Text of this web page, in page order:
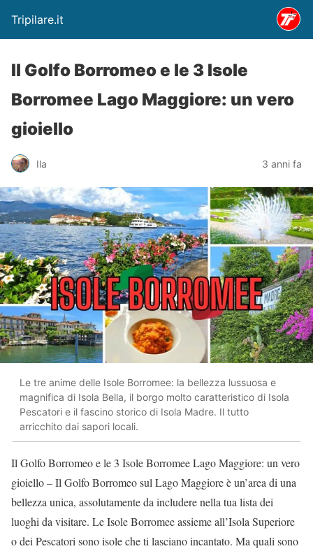
Tripilare.it
Il Golfo Borromeo e le 3 Isole
Borromee Lago Maggiore: un vero
gioiello
Ila 3 anni fa
Le tre anime delle Isole Borromee: la bellezza lussuosa e
magnifica di Isola Bella, il borgo molto caratteristico di Isola
Pescatori e il fascino storico di Isola Madre. Il tutto
arricchito dai sapori locali.
Il Golfo Borromeo e le 3 Isole Borromee Lago Maggiore: un vero
gioiello – Il Golfo Borromeo sul Lago Maggiore è un’area di una
bellezza unica, assolutamente da includere nella tua lista dei
luoghi da visitare. Le Isole Borromee assieme all’Isola Superiore
o dei Pescatori sono isole che ti lasciano incantato. Ma quali sono